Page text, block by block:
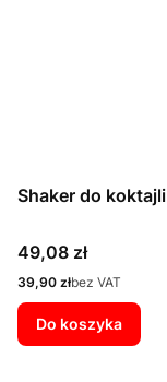
Shaker do koktajli
Cena
49,08 zł
Cena
39,90 złbez VAT
Do koszyka